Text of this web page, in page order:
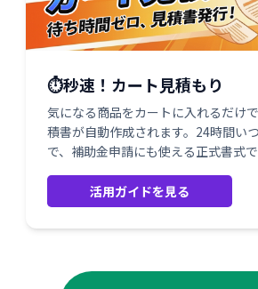
⏱️秒速！カート見積もり
気になる商品をカートに入れるだけ
積書が自動作成されます。24時間い
で、補助金申請にも使える正式書式で
活用ガイドを見る